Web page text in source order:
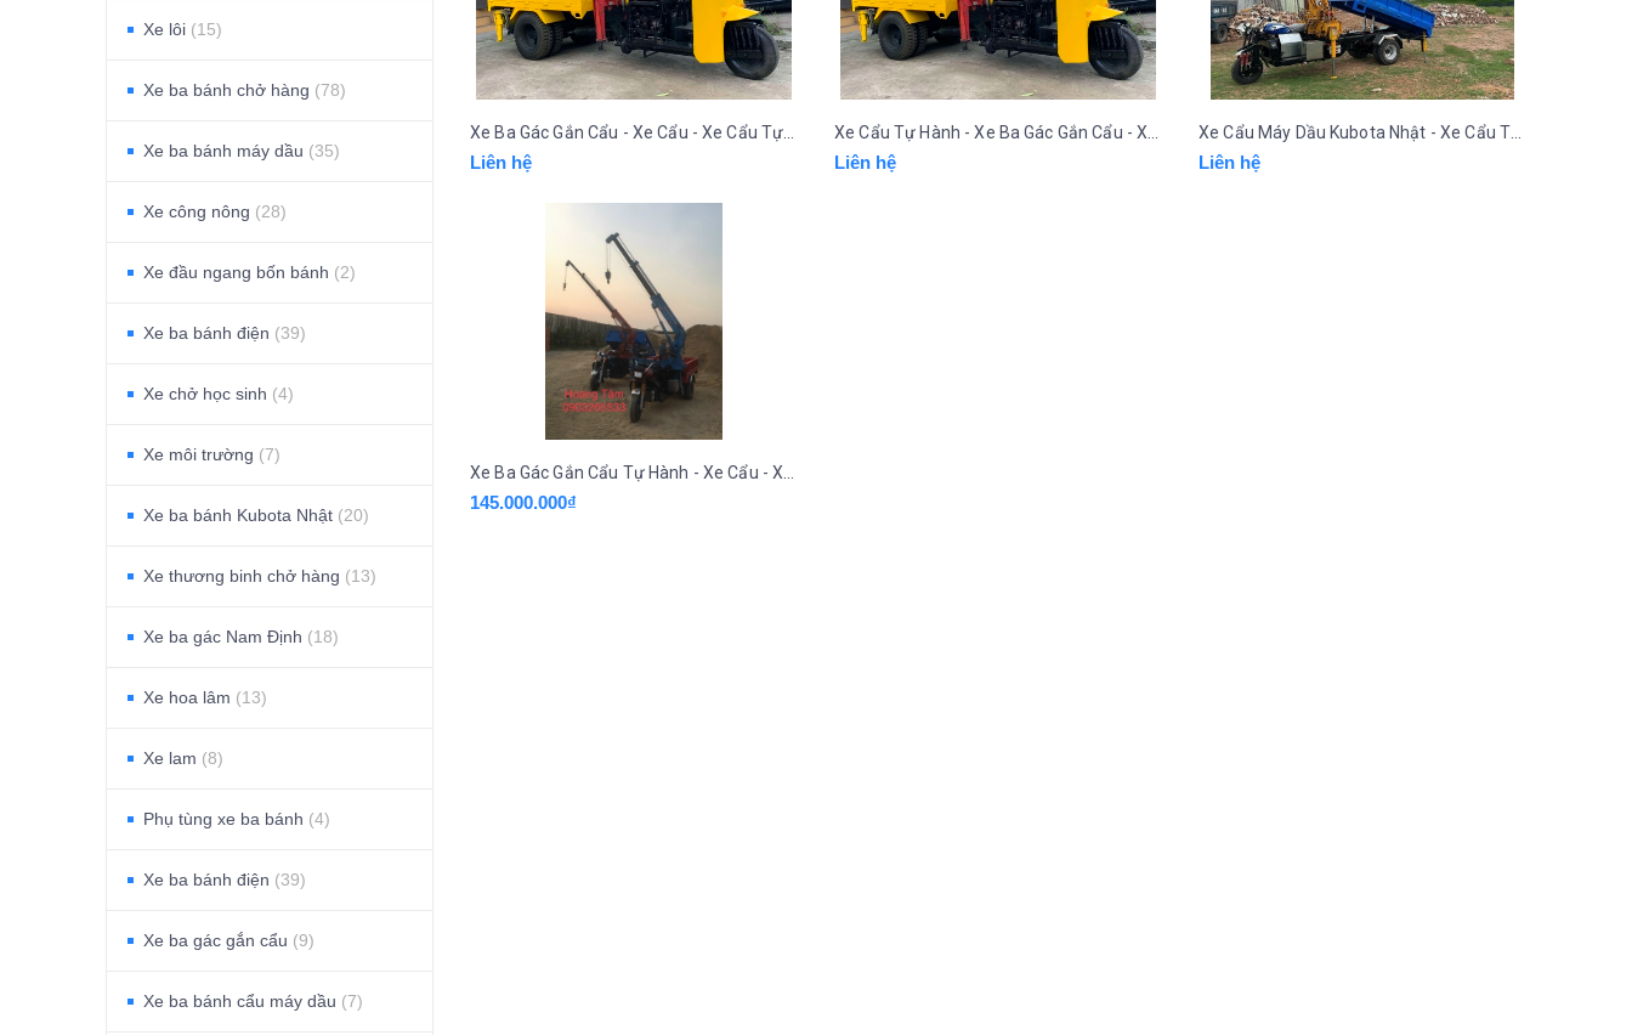
Liên hệ Liên hệ Liên hệ
145.000.000₫
Xe lôi (15)
Xe ba bánh chở hàng (78)
Xe ba bánh máy dầu (35)
Xe công nông (28)
Xe đầu ngang bốn bánh (2)
Xe ba bánh điện (39)
Xe chở học sinh (4)
Xe môi trường (7)
Xe ba bánh Kubota Nhật (20)
Xe thương binh chở hàng (13)
Xe ba gác Nam Định (18)
Xe hoa lâm (13)
Xe lam (8)
Phụ tùng xe ba bánh (4)
Xe ba bánh điện (39)
Xe ba gác gắn cẩu (9)
Xe ba bánh cẩu máy dầu (7)